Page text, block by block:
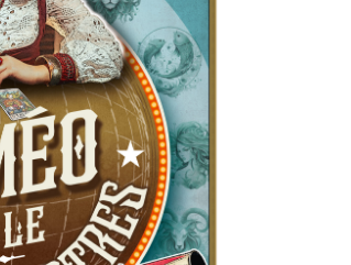
Outlook Live